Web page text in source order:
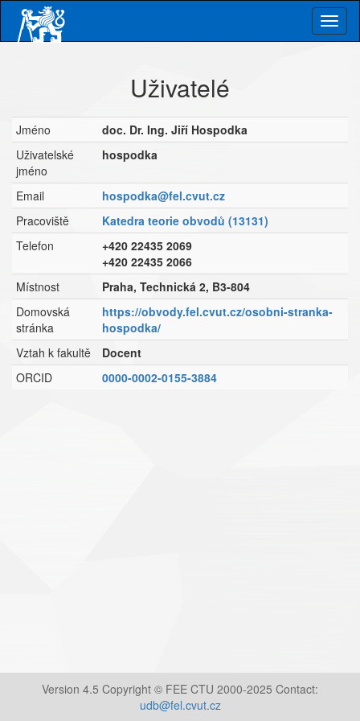
main
Uživatelé
Jméno
doc. Dr. Ing. Jiří Hospodka
Uživatelské
jméno
hospodka
Email
hospodka@fel.cvut.cz
Pracoviště
Katedra teorie obvodů (13131)
Telefon
+420 22435 2069
+420 22435 2066
Místnost
Praha, Technická 2, B3-804
Domovská
stránka
https://obvody.fel.cvut.cz/osobni-stranka-
hospodka/
Vztah k fakultě
Docent
ORCID
0000-0002-0155-3884
Version 4.5 Copyright © FEE CTU 2000-2025 Contact:
udb@fel.cvut.cz